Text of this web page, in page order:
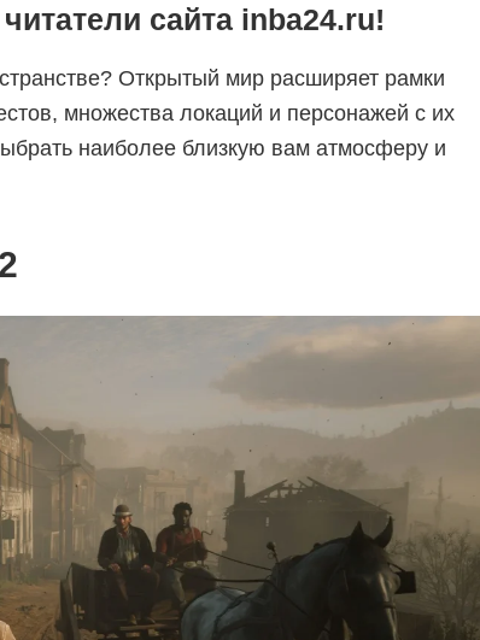
сайта inba24.ru!
Открытый мир расширяет рамки
множества локаций и персонажей с их
наиболее близкую вам атмосферу и